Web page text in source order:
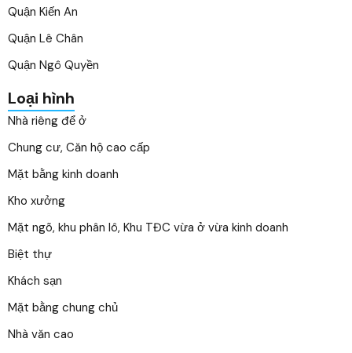
Quận Kiến An
Quận Lê Chân
Quận Ngô Quyền
Loại hình
Nhà riêng để ở
Chung cư, Căn hộ cao cấp
Mặt bằng kinh doanh
Kho xưởng
Mặt ngõ, khu phân lô, Khu TĐC vừa ở vừa kinh doanh
Biệt thự
Khách sạn
Mặt bằng chung chủ
Nhà văn cao